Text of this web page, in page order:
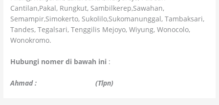
Cantilan,Pakal, Rungkut, Sambilkerep,Sawahan,
Semampir,Simokerto, Sukolilo,Sukomanunggal, Tambaksari,
Tandes, Tegalsari, Tenggilis Mejoyo, Wiyung, Wonocolo,
Wonokromo.
Hubungi nomer di bawah ini :
Ahmad : +6282210863517(Tlpn)